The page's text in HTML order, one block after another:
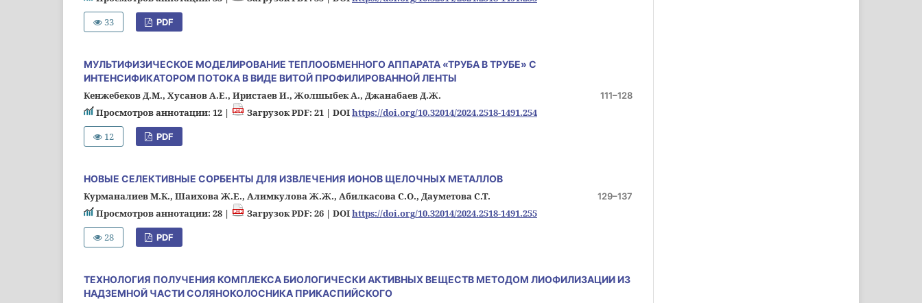
33
PDF
МУЛЬТИФИЗИЧЕСКОЕ МОДЕЛИРОВАНИЕ ТЕПЛООБМЕННОГО АППАРАТА «ТРУБА В ТРУБЕ» С
ИНТЕНСИФИКАТОРОМ ПОТОКА В ВИДЕ ВИТОЙ ПРОФИЛИРОВАННОЙ ЛЕНТЫ
Кенжебеков Д.М., Хусанов А.Е., Иристаев И., Жолшыбек А., Джанабаев Д.Ж. 111–128
Просмотров аннотации: 12 | Загрузок PDF: 21 | DOIhttps://doi.org/10.32014/2024.2518-1491.254
12
PDF
НОВЫЕ СЕЛЕКТИВНЫЕ СОРБЕНТЫ ДЛЯ ИЗВЛЕЧЕНИЯ ИОНОВ ЩЕЛОЧНЫХ МЕТАЛЛОВ
Курманалиев М.К., Шаихова Ж.Е., Алимкулова Ж.Ж., Абилкасова С.О., Дауметова С.Т. 129–137
Просмотров аннотации: 28 | Загрузок PDF: 26 | DOIhttps://doi.org/10.32014/2024.2518-1491.255
28
PDF
ТЕХНОЛОГИЯ ПОЛУЧЕНИЯ КОМПЛЕКСА БИОЛОГИЧЕСКИ АКТИВНЫХ ВЕЩЕСТВ МЕТОДОМ ЛИОФИЛИЗАЦИИ ИЗ
НАДЗЕМНОЙ ЧАСТИ СОЛЯНОКОЛОСНИКА ПРИКАСПИЙСКОГО